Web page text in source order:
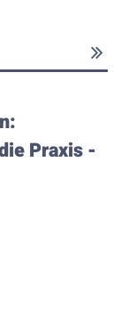
Praxis-